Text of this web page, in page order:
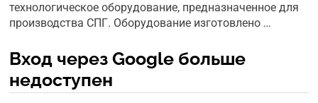
технологическое оборудование, предназначенное для
производства СПГ. Оборудование изготовлено …
Вход через Google больше
недоступен